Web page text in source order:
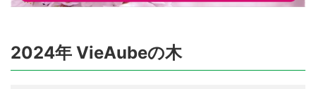
2024年 VieAubeの木